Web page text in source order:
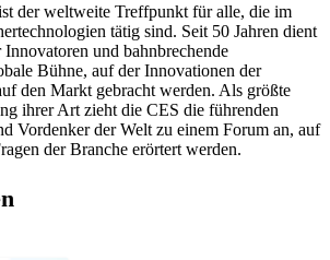
der weltweite Treffpunkt für alle, die im
tätig sind. Seit 50 Jahren dient
Innovatoren und bahnbrechende
Bühne, auf der Innovationen der
den Markt gebracht werden. Als größte
ihrer Art zieht die CES die führenden
Vordenker der Welt zu einem Forum an, auf
der Branche erörtert werden.